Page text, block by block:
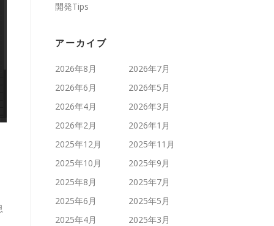
開発Tips
アーカイブ
2026年8月
2026年7月
2026年6月
2026年5月
2026年4月
2026年3月
2026年2月
2026年1月
2025年12月
2025年11月
2025年10月
2025年9月
2025年8月
2025年7月
2025年6月
2025年5月
2025年4月
2025年3月